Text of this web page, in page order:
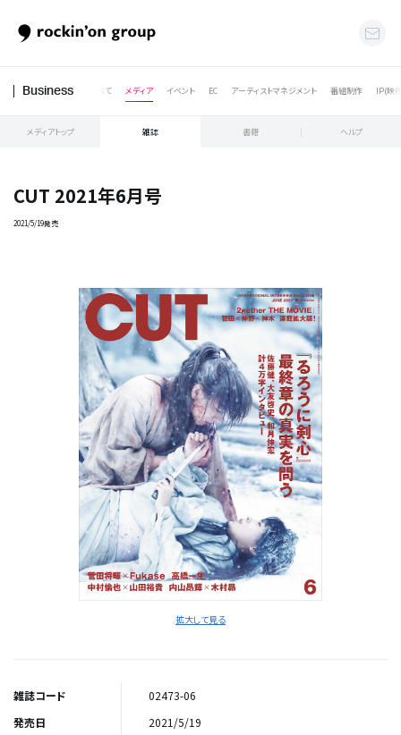
Business すべて メディア イベント EC アーティストマネジメント 番組制作 IP(映
メディアトップ 雑誌 書籍 ヘルプ
CUT 2021年6月号
2021/5/19発売
拡大して見る
雑誌コード
02473-06
発売日
2021/5/19